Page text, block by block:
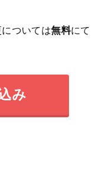
ついては無料にて
み